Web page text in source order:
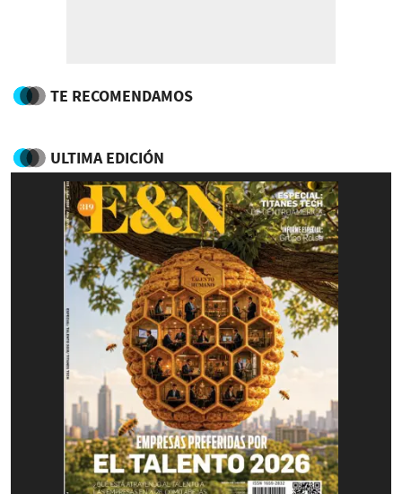
TE RECOMENDAMOS
ULTIMA EDICIÓN